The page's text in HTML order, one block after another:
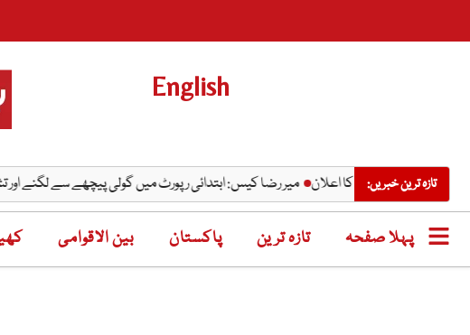
English
تازہ ترین خبریں: میر رضا کیس: ابتدائی رپورٹ میں گولی پیچھے سے لگنے اور تشدد
پہلا صفحہ تازہ ترین پاکستان بین الاقوامی